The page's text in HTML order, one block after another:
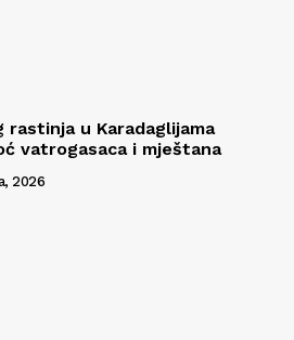
rastinja u Karadaglijama
vatrogasaca i mještana
2026